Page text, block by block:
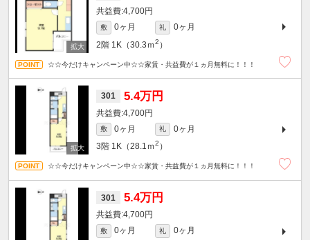
4,700円
敷 0ヶ月 礼
0ヶ月
2階 1K（30.3ｍ2 ）
☆☆今だけキャンペーン中☆☆家賃・共益費が１ヵ月無料に！！！
301 5.4万円
4,700円
敷 0ヶ月 礼
0ヶ月
3階 1K（28.1ｍ2 ）
☆☆今だけキャンペーン中☆☆家賃・共益費が１ヵ月無料に！！！
301 5.4万円
4,700円
敷 0ヶ月 礼
0ヶ月